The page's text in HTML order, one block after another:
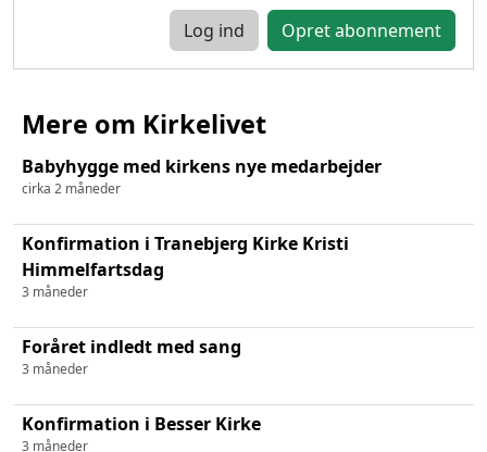
Log ind
Mere om Kirkelivet
Babyhygge med kirkens nye medarbejder
cirka 2 måneder
Konfirmation i Tranebjerg Kirke Kristi
Himmelfartsdag
3 måneder
Foråret indledt med sang
3 måneder
Konfirmation i Besser Kirke
3 måneder